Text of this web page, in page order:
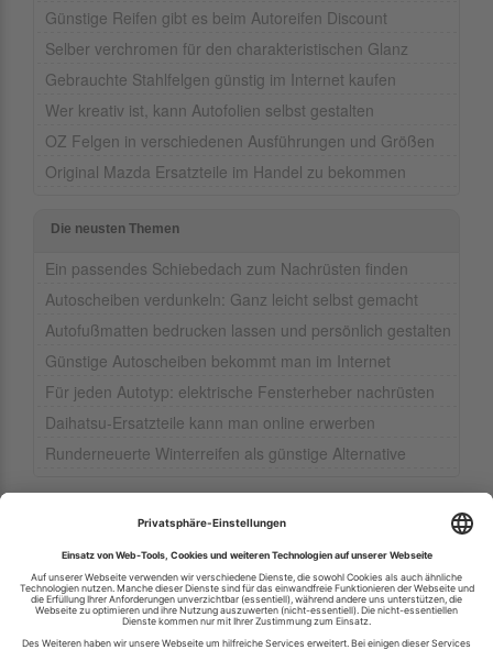
Günstige Reifen gibt es beim Autoreifen Discount
Selber verchromen für den charakteristischen Glanz
Gebrauchte Stahlfelgen günstig im Internet kaufen
Wer kreativ ist, kann Autofolien selbst gestalten
OZ Felgen in verschiedenen Ausführungen und Größen
Original Mazda Ersatzteile im Handel zu bekommen
Die neusten Themen
Ein passendes Schiebedach zum Nachrüsten finden
Autoscheiben verdunkeln: Ganz leicht selbst gemacht
Autofußmatten bedrucken lassen und persönlich gestalten
Günstige Autoscheiben bekommt man im Internet
Für jeden Autotyp: elektrische Fensterheber nachrüsten
Daihatsu-Ersatzteile kann man online erwerben
Runderneuerte Winterreifen als günstige Alternative
Ihren RSS-Feed veröffentlichen